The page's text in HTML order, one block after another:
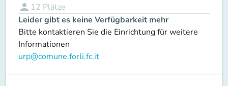
person 12 Plätze
Leider gibt es keine Verfügbarkeit mehr
Bitte kontaktieren Sie die Einrichtung für weitere
Informationen
urp@comune.forli.fc.it